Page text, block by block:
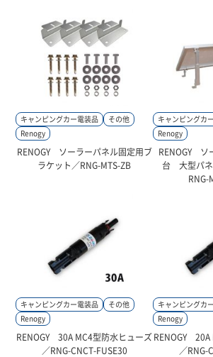
キャンピングカー電装品
その他
Renogy
RENOGY ソーラーパネル固定用ブ
ラケット／RNG-MTS-ZB
キャンピングカ
Renogy
RENOGY ソ
台 大型パネ
RNG-
キャンピングカー電装品
その他
Renogy
RENOGY 30A MC4型防水ヒューズ
／RNG-CNCT-FUSE30
キャンピングカ
Renogy
RENOGY 20A
／RNG-